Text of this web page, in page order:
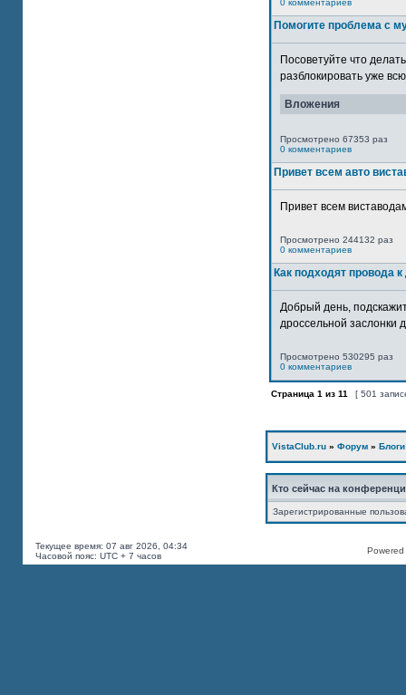
0 комментариев
Помогите проблема с
Посоветуйте что
разблокировать уже
Вложения
Просмотрено 67353 раз
0 комментариев
Привет всем авто
Привет всем
Просмотрено 244132 раз
0 комментариев
Как подходят провода
Добрый день,
дроссельной заслонки
Просмотрено 530295 раз
0 комментариев
Страница 1 из 11 [ 501
VistaClub.ru » Форум » Блоги
Кто сейчас на
Зарегистрированные
Текущее время: 07 авг 2026, 04:34
Часовой пояс: UTC + 7 часов